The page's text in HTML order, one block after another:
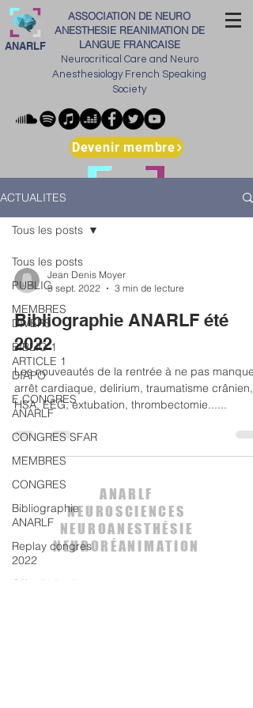
ASSOCIATION DE NEURO
ANESTHESIE REANIMATION DE
LANGUE FRANCAISE
Neurocritical Care and Neuro
Anesthesiology French Speaking
Society
ANARLF
Devenir membre
ACTUALITES
Tous les posts
PUBLIC
MEMBRES
DIVERS
BIBLIO 1
ARTICLE 1
DIAPO
E CONGRES
ANARLF
CONGRES SFAR
MEMBRES
CONGRES
Bibliographie
ANARLF
Replay congres
2022
Offre PhD - Post-
Tous les posts
Jean Denis Moyer
9 sept. 2022
3 min de lecture
Bibliographie ANARLF été
2022
Les nouveautés de la rentrée à ne pas
arrêt cardiaque, delirium, traumatisme crânien,
HSA, EEG, extubation, thrombectomie......
ANARLF
NEUROSCIENCES
NEUROANESTHÉSIE
NEURORÉANIMATION